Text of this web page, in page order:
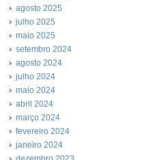
agosto 2025
julho 2025
maio 2025
setembro 2024
agosto 2024
julho 2024
maio 2024
abril 2024
março 2024
fevereiro 2024
janeiro 2024